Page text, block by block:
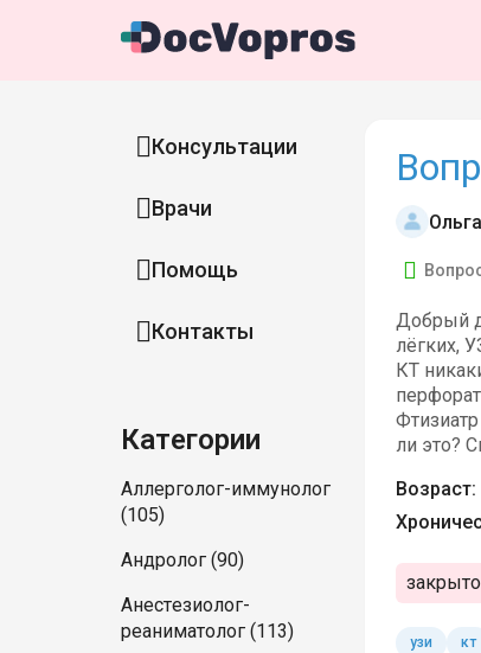
Консультации
Врачи
Помощь
Контакты
Категории
Аллерголог-иммунолог
(105)
Андролог (90)
Анестезиолог-
реаниматолог (113)
Ольга
Добрый
лёгких,
КТ
ли это?
Возраст:
узи кт